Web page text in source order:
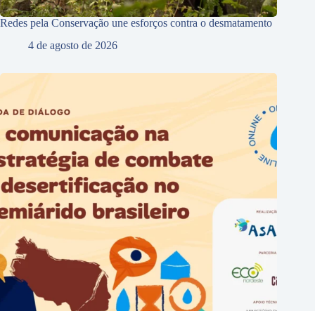
Redes pela Conservação une esforços contra o desmatamento
4 de agosto de 2026